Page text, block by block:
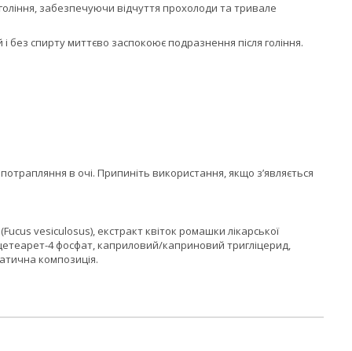
забезпечуючи відчуття прохолоди та тривале
спирту миттєво заспокоює подразнення після гоління.
в очі. Припиніть використання, якщо з’являється
vesiculosus), екстракт квіток ромашки лікарської
4 фосфат, каприловий/каприновий тригліцерид,
композиція.